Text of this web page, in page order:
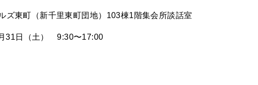
ズ東町（新千里東町団地）103棟1階集会所談話室
31日（土） 9:30〜17:00